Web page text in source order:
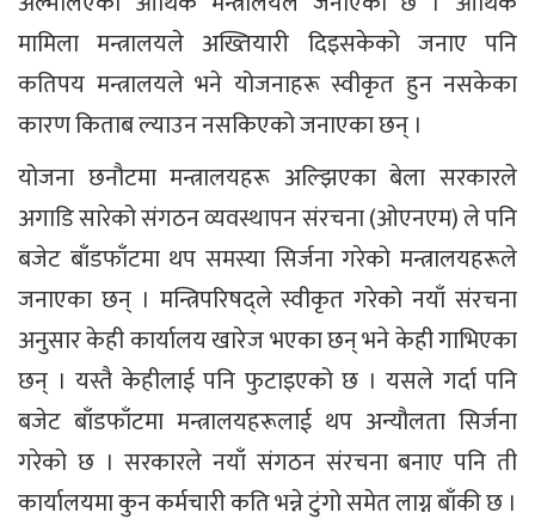
मामिला मन्त्रालयले अख्तियारी दिइसकेको जनाए पनि
कतिपय मन्त्रालयले भने योजनाहरू स्वीकृत हुन नसकेका
कारण किताब ल्याउन नसकिएको जनाएका छन् ।
योजना छनौटमा मन्त्रालयहरू अल्झिएका बेला सरकारले
अगाडि सारेको संगठन व्यवस्थापन संरचना (ओएनएम) ले पनि
बजेट बाँडफाँटमा थप समस्या सिर्जना गरेको मन्त्रालयहरूले
जनाएका छन् । मन्त्रिपरिषद्ले स्वीकृत गरेको नयाँ संरचना
अनुसार केही कार्यालय खारेज भएका छन् भने केही गाभिएका
छन् । यस्तै केहीलाई पनि फुटाइएको छ । यसले गर्दा पनि
बजेट बाँडफाँटमा मन्त्रालयहरूलाई थप अन्यौलता सिर्जना
गरेको छ । सरकारले नयाँ संगठन संरचना बनाए पनि ती
कार्यालयमा कुन कर्मचारी कति भन्ने टुंगो समेत लाग्न बाँकी छ ।